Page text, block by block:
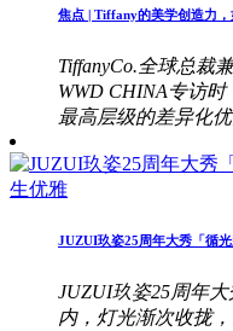
焦点 | Tiffany的美学创造力
TiffanyCo.全球总裁
WWD CHINA专访
最高层级的差异化优
JUZUI玖姿25周年大秀「循
JUZUI玖姿25周年
内，灯光渐次收拢